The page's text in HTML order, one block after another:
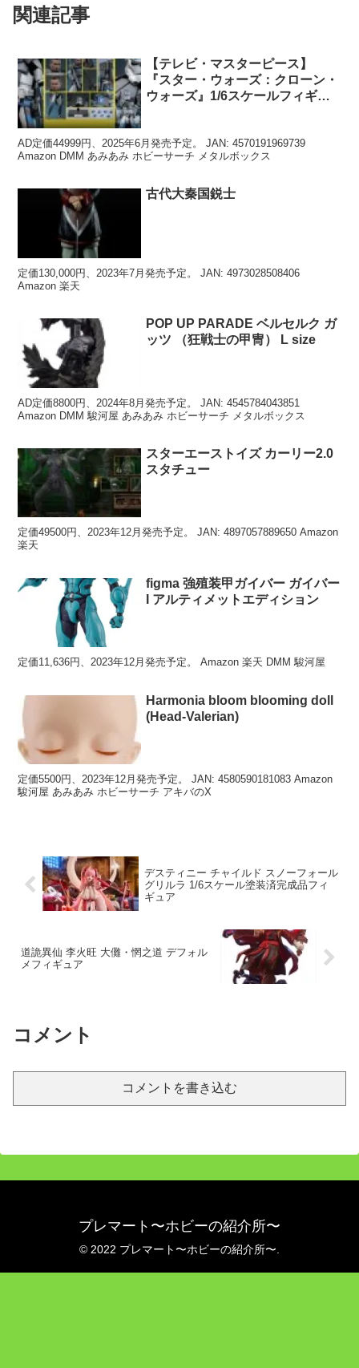
関連記事
【テレビ・マスターピース】
『スター・ウォーズ：クローン・
ウォーズ』1/6スケールフィギュ
AD定価44999円、2025年6月発売予定。 JAN: 4570191969739
Amazon DMM あみあみ ホビーサーチ メタルボックス
古代大秦国鋭士
定価130,000円、2023年7月発売予定。 JAN: 4973028508406
Amazon 楽天
POP UP PARADE ベルセルク ガ
ッツ （狂戦士の甲冑） L size
AD定価8800円、2024年8月発売予定。 JAN: 4545784043851
Amazon DMM 駿河屋 あみあみ ホビーサーチ メタルボックス
スターエーストイズ カーリー2.0
スタチュー
定価49500円、2023年12月発売予定。 JAN: 4897057889650 Amazon
楽天
figma 強殖装甲ガイバー ガイバー
I アルティメットエディション
定価11,636円、2023年12月発売予定。 Amazon 楽天 DMM 駿河屋
Harmonia bloom blooming doll
(Head-Valerian)
定価5500円、2023年12月発売予定。 JAN: 4580590181083 Amazon
駿河屋 あみあみ ホビーサーチ アキバのX
デスティニー チャイルド スノーフォール
グリルラ 1/6スケール塗装済完成品フィ
ギュア
道詭異仙 李火旺 大儺・惘之道 デフォル
メフィギュア
コメント
コメントを書き込む
プレマート〜ホビーの紹介所〜
© 2022 プレマート〜ホビーの紹介所〜.